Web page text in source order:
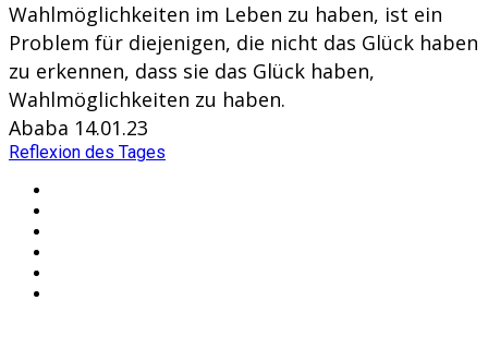
Wahlmöglichkeiten im Leben zu haben, ist ein
Problem für diejenigen, die nicht das Glück haben
zu erkennen, dass sie das Glück haben,
Wahlmöglichkeiten zu haben.
Ababa 14.01.23
Reflexion des Tages